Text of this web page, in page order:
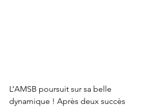
L’AMSB poursuit sur sa belle
dynamique ! Après deux succès